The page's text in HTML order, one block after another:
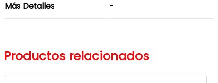
Más Detalles -
Productos relacionados